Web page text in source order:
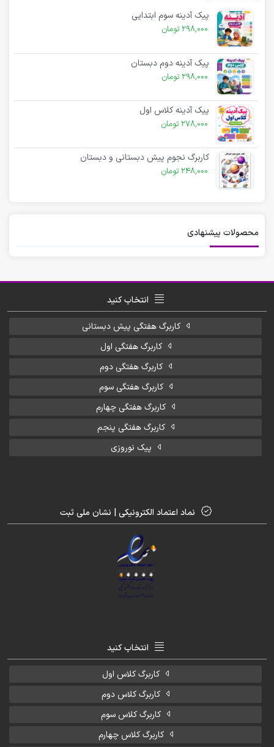
پیک آدینه سوم ابتدایی
298,000 تومان
پیک آدینه دوم دبستان
298,000 تومان
پیک آدینه کلاس اول
278,000 تومان
کاربرگ نجوم پیش دبستانی و دبستان
248,000 تومان
محصولات پیشنهادی
انتخاب کنید
کاربرگ هفتگی پیش دبستانی
کاربرگ هفتگی اول
کاربرگ هفتگی دوم
کاربرگ هفتگی سوم
کاربرگ هفتگی چهارم
کاربرگ هفتگی پنجم
پیک نوروزی
نماد اعتماد الکترونیکی | نشان ملی ثبت
انتخاب کنید
کاربرگ کلاس اول
کاربرگ کلاس دوم
کاربرگ کلاس سوم
کاربرگ کلاس چهارم